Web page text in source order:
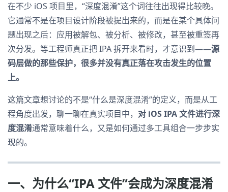
在不少 iOS 项目里，“深度混淆”这个词往往出现得比较晚。
它通常不是在项目设计阶段被提出来的，而是在某个具体问
题出现之后：应用被解包、被分析、被修改，甚至被重签再
次分发。等工程师真正把 IPA 拆开来看时，才意识到——源
码层做的那些保护，很多并没有真正落在攻击发生的位置
上。
这篇文章想讨论的不是“什么是深度混淆”的定义，而是从工
程角度出发，聊一聊在真实项目中， 对 iOS IPA 文件进行深
度混淆通常意味着什么，又是如何通过多工具组合一步步实
现的。
一、为什么“IPA 文件”会成为深度混淆